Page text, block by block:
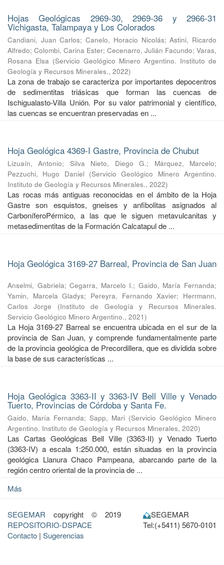
Hojas Geológicas 2969-30, 2969-36 y 2966-31
Vichigasta, Talampaya y Los Colorados
Candiani, Juan Carlos;Canelo, Horacio Nicolás;Astini, Ricardo
Alfredo; Colombi, Carina Ester; Cecenarro, Julián Facundo; Varas,
Rosana Elsa (Servicio Geológico Minero Argentino. Instituto de
Geología y Recursos Minerales., 2022)
La zona de trabajo se caracteriza por importantes depocentros
de sedimentitas triásicas que forman las cuencas de
Ischigualasto-Villa Unión. Por su valor patrimonial y cientíﬁco,
las cuencas se encuentran preservadas en ...
Hoja Geológica 4369-I Gastre, Provincia de Chubut
Lizuaín, Antonio; Silva Nieto, Diego G.; Márquez, Marcelo;
Pezzuchi, Hugo Daniel (Servicio Geológico Minero Argentino.
Instituto de Geología y Recursos Minerales., 2022)
Las rocas más antiguas reconocidas en el ámbito de la Hoja
Gastre son esquistos, gneises y anfibolitas asignados al
CarboníferoPérmico, a las que le siguen metavulcanitas y
metasedimentitas de la Formación Calcatapul de ...
Hoja Geológica 3169-27 Barreal, Provincia de San Juan
Anselmi, Gabriela;Cegarra, Marcelo I.; Gaido, María Fernanda;
Yamin, Marcela Gladys; Pereyra, Fernando Xavier; Herrmann,
Carlos Jorge
(Instituto de Geología y Recursos Minerales.
Servicio Geológico Minero Argentino., 2021)
La Hoja 3169-27 Barreal se encuentra ubicada en el sur de la
provincia de San Juan, y comprende fundamentalmente parte
de la provincia geológica de Precordillera, que es dividida sobre
la base de sus características ...
Hoja Geológica 3363-II y 3363-IV Bell Ville y Venado
Tuerto, Provincias de Córdoba y Santa Fe.
Gaido, María Fernanda; Sapp, Mari (Servicio Geológico Minero
Argentino. Instituto de Geología y Recursos Minerales, 2020)
Las Cartas Geológicas Bell Ville (3363-II) y Venado Tuerto
(3363-IV) a escala 1:250.000, están situadas en la provincia
geológica Llanura Chaco Pampeana, abarcando parte de la
región centro oriental de la provincia de ...
Más
SEGEMAR copyright © 2019
REPOSITORIO-DSPACE
Contacto | Sugerencias
SEGEMAR
Tel:(+5411) 5670-0101